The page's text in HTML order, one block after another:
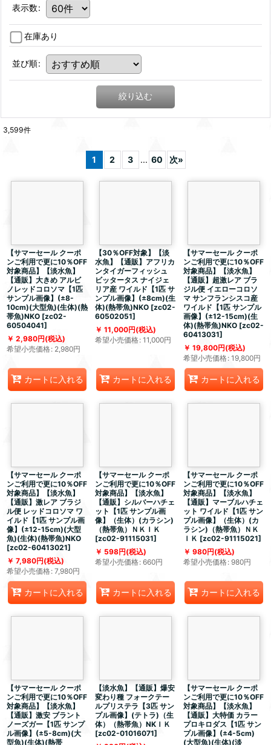
表示数:
在庫あり
並び順:
絞り込む
3,599件
1 2 3 ... 60 次»
【サマーセール クーポ
ンご利用で更に10％OFF
対象商品】【淡水魚】
【通販】大きめ アルビ
ノレッドコロソマ【1匹
サンプル画像】(±8-
10cm)(大型魚)(生体)(熱
帯魚)NKO [zc02-
60504041]
2,980円(税込)
希望小売価格: 2,980円
カートに入れる
【30％OFF対象】【淡
水魚】【通販】アフリカ
ンタイガーフィッシュ
ビッタータス ナイジェ
リア産 ワイルド【1匹 サ
ンプル画像】(±8cm)(生
体)(熱帯魚)NKO [zc02-
60502051]
11,000円(税込)
希望小売価格: 11,000円
カートに入れる
【サマーセール クーポ
ンご利用で更に10％OFF
対象商品】【淡水魚】
【通販】超激レア ブラ
ジル便 イエローコロソ
マ サンフランシスコ産
ワイルド【1匹 サンプル
画像】(±12-15cm)(生
体)(熱帯魚)NKO [zc02-
60413031]
19,800円(税込)
希望小売価格: 19,800円
カートに入れる
【サマーセール クーポ
ンご利用で更に10％OFF
対象商品】【淡水魚】
【通販】激レア ブラジ
ル便 レッドコロソマ ワ
イルド【1匹 サンプル画
像】(±12-15cm)(大型
魚)(生体)(熱帯魚)NKO
[zc02-60413021]
7,980円(税込)
希望小売価格: 7,980円
カートに入れる
【サマーセール クーポ
ンご利用で更に10％OFF
対象商品】【淡水魚】
【通販】シルバーハチェ
ット【1匹 サンプル画
像】（生体）(カラシン)
（熱帯魚）ＮＫＩＫ
[zc02-91115031]
598円(税込)
希望小売価格: 660円
カートに入れる
【サマーセール クーポ
ンご利用で更に10％OFF
対象商品】【淡水魚】
【通販】マーブルハチェ
ット ワイルド【1匹 サン
プル画像】（生体）(カ
ラシン)（熱帯魚）ＮＫ
ＩＫ [zc02-91115021]
980円(税込)
希望小売価格: 980円
カートに入れる
【サマーセール クーポ
ンご利用で更に10％OFF
対象商品】【淡水魚】
【通販】激安 ブラント
ノーズガー【1匹 サンプ
ル画像】(±5-8cm)(大
型魚)(生体)(熱帯
【淡水魚】【通販】爆安
変わり種 フォークテー
ルプリステラ【3匹 サン
プル画像】(テトラ)（生
体）（熱帯魚）NKＩＫ
[zc02-01016071]
【サマーセール クーポ
ンご利用で更に10％OFF
対象商品】【淡水魚】
【通販】大特価 カラー
プロキロダス【1匹 サン
プル画像】(±4-5cm)
(大型魚)(生体)(淡